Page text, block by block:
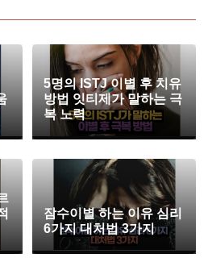
5명의 ISTJ 이별 후 치유
방법 잇티제가 말하는 극
복 노력
잠수이별 하는 이유 심리
6가지 대처법 3가지